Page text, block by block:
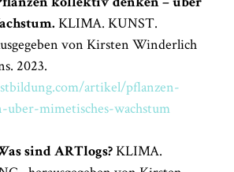
KLIMA. KUNST.
von Kirsten Winderlich
2023.
artikel/pflanzen-
mimetisches-wachstum
sind ARTlogs?KLIMA.